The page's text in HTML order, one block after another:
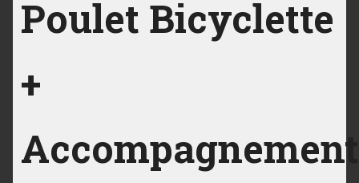
à Lomé |
Restaurant Lomé-
Togo #1 Meilleur
Poulet Bicyclette
+
Accompagnement